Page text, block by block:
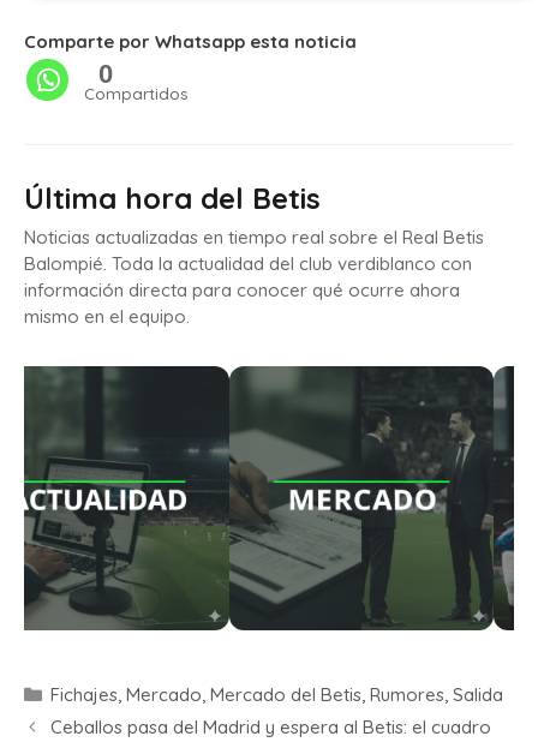
Comparte por Whatsapp esta noticia
0
Compartidos
Última hora del Betis
Noticias actualizadas en tiempo real sobre el Real Betis
Balompié. Toda la actualidad del club verdiblanco con
información directa para conocer qué ocurre ahora
mismo en el equipo.
Fichajes, Mercado, Mercado del Betis, Rumores, Salida
Ceballos pasa del Madrid y espera al Betis: el cuadro